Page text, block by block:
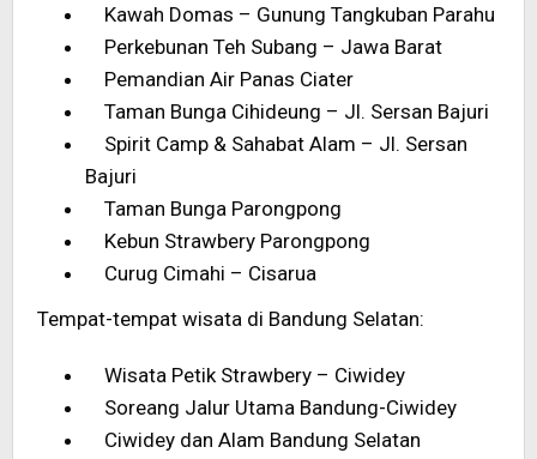
Kawah Domas – Gunung Tangkuban Parahu
Perkebunan Teh Subang – Jawa Barat
Pemandian Air Panas Ciater
Taman Bunga Cihideung – Jl. Sersan Bajuri
Spirit Camp & Sahabat Alam – Jl. Sersan
Bajuri
Taman Bunga Parongpong
Kebun Strawbery Parongpong
Curug Cimahi – Cisarua
Tempat-tempat wisata di Bandung Selatan:
Wisata Petik Strawbery – Ciwidey
Soreang Jalur Utama Bandung-Ciwidey
Ciwidey dan Alam Bandung Selatan